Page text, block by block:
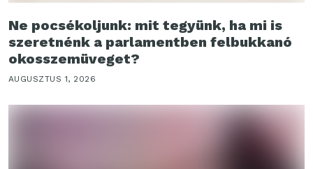
Ne pocsékoljunk: mit tegyünk, ha mi is
szeretnénk a parlamentben felbukkanó
okosszemüveget?
AUGUSZTUS 1, 2026